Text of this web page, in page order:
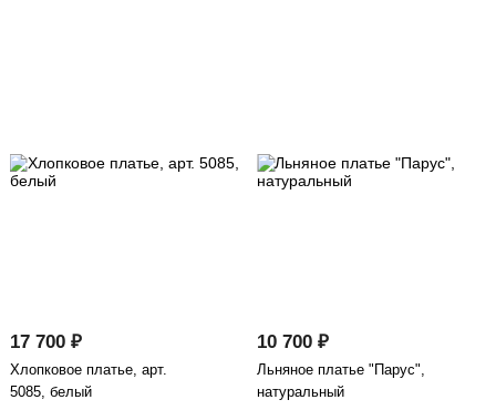
17 700 ₽
Хлопковое платье, арт.
5085, белый
10 700 ₽
Льняное платье "Парус",
натуральный